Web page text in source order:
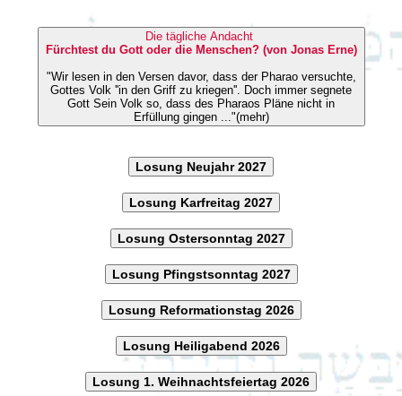
Die tägliche Andacht
Fürchtest du Gott oder die Menschen? (von Jonas Erne)
"Wir lesen in den Versen davor, dass der Pharao versuchte,
Gottes Volk ''in den Griff zu kriegen''. Doch immer segnete
Gott Sein Volk so, dass des Pharaos Pläne nicht in
Erfüllung gingen ..."(mehr)
Losung Neujahr 2027
Losung Karfreitag 2027
Losung Ostersonntag 2027
Losung Pfingstsonntag 2027
Losung Reformationstag 2026
Losung Heiligabend 2026
Losung 1. Weihnachtsfeiertag 2026